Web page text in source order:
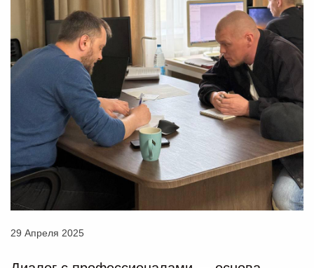
29 Апреля 2025